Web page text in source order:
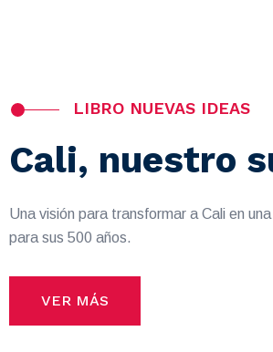
LIBRO NUEVAS IDEAS
Cali, nuestro
Una visión para transformar a Cali en
para sus 500 años.
VER MÁS